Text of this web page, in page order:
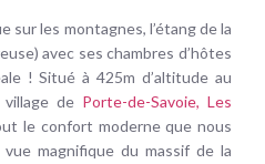
sur les montagnes, l’étang de la
avec ses chambres d’hôtes
! Situé à 425m d’altitude au
de Porte-de-Savoie, Les
le confort moderne que nous
magnifique du massif de la